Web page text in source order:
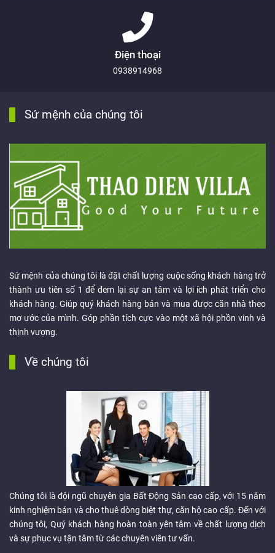
Điện thoại
0938914968
Sứ mệnh của chúng tôi
Sứ mệnh của chúng tôi là đặt chất lượng cuộc sống khách hàng trở
thành ưu tiên số 1 để đem lại sự an tâm và lợi ích phát triển cho
khách hàng. Giúp quý khách hàng bán và mua được căn nhà theo
mơ ước của mình. Góp phần tích cực vào một xã hội phồn vinh và
thịnh vượng.
Về chúng tôi
Chúng tôi là đội ngũ chuyên gia Bất Động Sản cao cấp, với 15 năm
kinh nghiệm bán và cho thuê dòng biệt thự, căn hộ cao cấp. Đến với
chúng tôi, Quý khách hàng hoàn toàn yên tâm về chất lượng dịch
và sự phục vụ tận tâm từ các chuyên viên tư vấn.